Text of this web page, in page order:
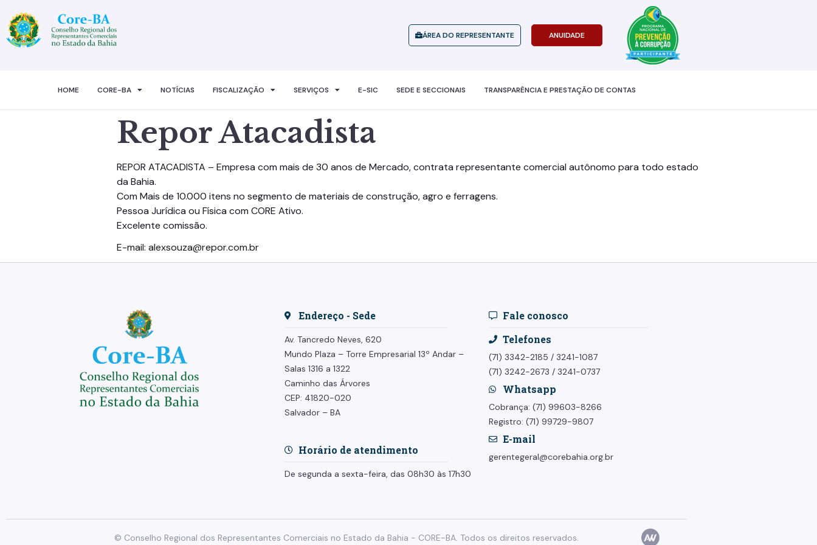
ÁREA DO REPRESENTANTE ANUIDADE
HOME CORE-BA NOTÍCIAS FISCALIZAÇÃO SERVIÇOS E-SIC SEDE E SECCIONAIS TRANSPARÊNCIA E PRESTAÇÃO DE CONTAS
Repor Atacadista
REPOR ATACADISTA – Empresa com mais de 30 anos de Mercado, contrata representante comercial autônomo para todo estado
da Bahia.
Com Mais de 10.000 itens no segmento de materiais de construção, agro e ferragens.
Pessoa Jurídica ou Física com CORE Ativo.
Excelente comissão.
E-mail: alexsouza@repor.com.br
Endereço - Sede
Av. Tancredo Neves, 620
Mundo Plaza – Torre Empresarial 13º Andar –
Salas 1316 a 1322
Caminho das Árvores
CEP: 41820-020
Salvador – BA
Horário de atendimento
De segunda a sexta-feira, das 08h30 às 17h30
Fale conosco
Telefones
(71) 3342-2185 / 3241-1087
(71) 3242-2673 / 3241-0737
Whatsapp
Cobrança: (71) 99603-8266
Registro: (71) 99729-9807
E-mail
gerentegeral@corebahia.org.br
© Conselho Regional dos Representantes Comerciais no Estado da Bahia - CORE-BA. Todos os direitos reservados.